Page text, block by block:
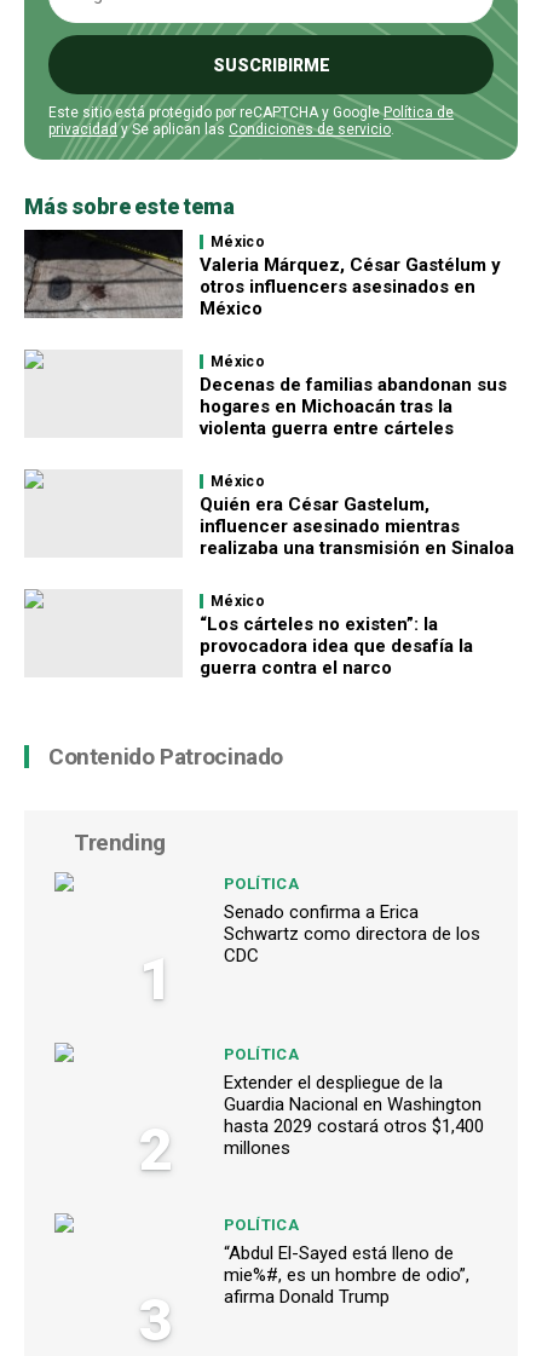
SUSCRIBIRME
Este sitio está protegido por reCAPTCHA y GooglePolítica de
privacidady Se aplican las Condiciones de servicio
Más sobre este tema
México
Valeria Márquez, César Gastélum y
otros influencers asesinados en
México
México
Decenas de familias abandonan sus
hogares en Michoacán tras la
violenta guerra entre cárteles
México
Quién era César Gastelum,
influencer asesinado mientras
realizaba una transmisión en Sinaloa
México
“Los cárteles no existen”: la
provocadora idea que desafía la
guerra contra el narco
Contenido Patrocinado
Trending
1
POLÍTICA
Senado confirma a Erica
Schwartz como directora de los
CDC
2
POLÍTICA
Extender el despliegue de la
Guardia Nacional en Washington
hasta 2029 costará otros $1,400
millones
3
POLÍTICA
“Abdul El-Sayed está lleno de
mie%#, es un hombre de odio”,
afirma Donald Trump